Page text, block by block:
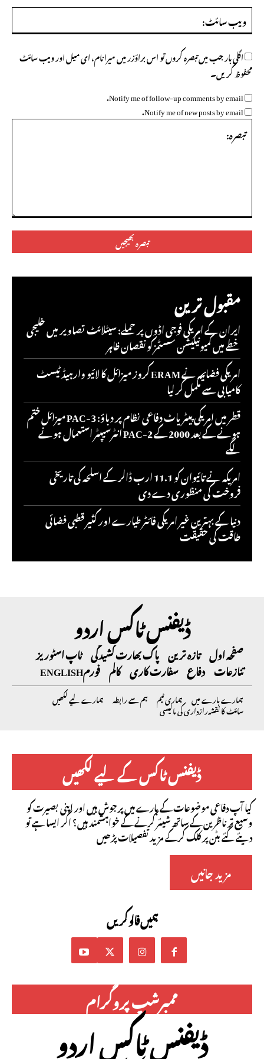
تبصرہ:
اگلی بار جب میں تبصرہ کروں تو اس براؤزر میں میرا نام، ای میل اور ویب سائٹ
محفوظ کریں۔
Notify me of follow-up comments by email.
Notify me of new posts by email.
مقبول ترین
ایران کے امریکی فوجی اڈوں پر حملے: سیٹلائٹ تصاویر میں خلیجی
خطے میں کمیونیکیشن سسٹمز کو نقصان ظاہر
امریکی فضائیہ نے ERAM کروز میزائل کا لائیو وارہیڈ ٹیسٹ
کامیابی سے مکمل کر لیا
قطر میں امریکی پیٹریاٹ دفاعی نظام پر دباؤ: PAC-3 میزائل ختم
ہونے کے بعد 2000 کے PAC-2 انٹرسیپٹر استعمال ہونے
لگے
امریکہ نے تائیوان کو 11.1 ارب ڈالر کے اسلحہ کی تاریخی
فروخت کی منظوری دے دی
دنیا کے بہترین غیر امریکی فائٹر طیارے اور کثیر قطبی فضائی
طاقت کی حقیقت
ڈیفنس ٹاکس اردو
صفحہ اول تازہ ترین پاک بھارت کشیدگی ٹاپ اسٹوریز
تنازعات دفاع سفارت کاری کالم فورمENGLISH
ہمارے بارے میں ہماری ٹیم ہم سے رابطہ ہمارے لیے لکھیں
سائٹ کا نقشہرازداری کی پالیسی
ڈیفنس ٹاکس کے لیے لکھیں
کیا آپ دفاعی موضوعات کے بارے میں پرجوش ہیں اور اپنی بصیرت کو
وسیع تر ناظرین کے ساتھ شیئر کرنے کے خواہشمند ہیں؟ اگر ایسا ہے تو
دیئے گئے بٹن پر کلک کرکے مزید تفصیلات پڑھیں
مزید جانیں
ہمیں فالو کریں
ممبرشپ پروگرام
ڈیفنس ٹاکس اردو